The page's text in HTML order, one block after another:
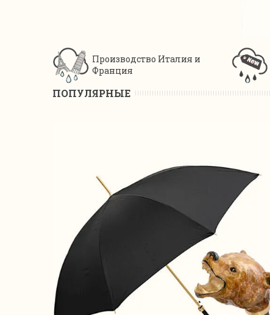
Производство Италия и
Франция
ПОПУЛЯРНЫЕ